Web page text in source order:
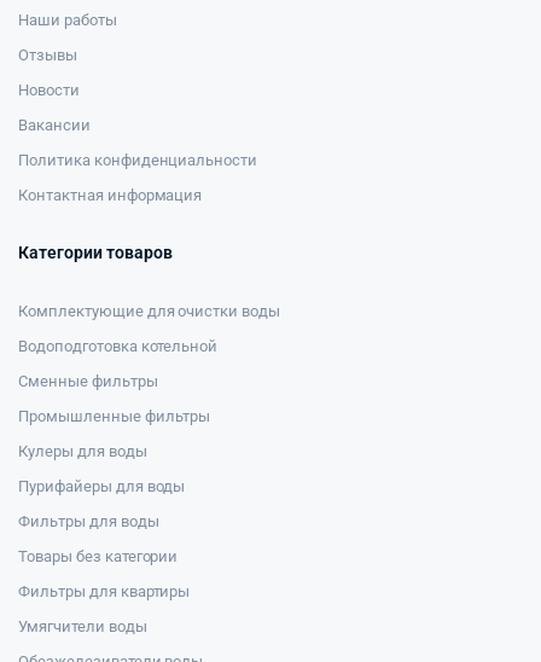
Наши работы
Отзывы
Новости
Вакансии
Политика конфиденциальности
Контактная информация
Категории товаров
Комплектующие для очистки воды
Водоподготовка котельной
Сменные фильтры
Промышленные фильтры
Кулеры для воды
Пурифайеры для воды
Фильтры для воды
Товары без категории
Фильтры для квартиры
Умягчители воды